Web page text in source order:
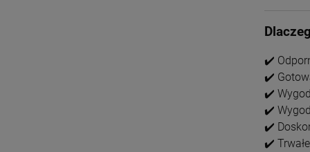
✔️
✔️
✔️
✔️
✔️
✔️